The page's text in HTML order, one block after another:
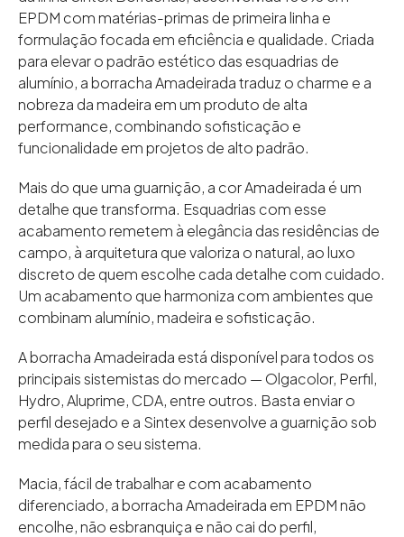
EPDM com matérias-primas de primeira linha e
formulação focada em eficiência e qualidade. Criada
para elevar o padrão estético das esquadrias de
alumínio, a borracha Amadeirada traduz o charme e a
nobreza da madeira em um produto de alta
performance, combinando sofisticação e
funcionalidade em projetos de alto padrão.
Mais do que uma guarnição, a cor Amadeirada é um
detalhe que transforma. Esquadrias com esse
acabamento remetem à elegância das residências de
campo, à arquitetura que valoriza o natural, ao luxo
discreto de quem escolhe cada detalhe com cuidado.
Um acabamento que harmoniza com ambientes que
combinam alumínio, madeira e sofisticação.
A borracha Amadeirada está disponível para todos os
principais sistemistas do mercado — Olgacolor, Perfil,
Hydro, Aluprime, CDA, entre outros. Basta enviar o
perfil desejado e a Sintex desenvolve a guarnição sob
medida para o seu sistema.
Macia, fácil de trabalhar e com acabamento
diferenciado, a borracha Amadeirada em EPDM não
encolhe, não esbranquiça e não cai do perfil,